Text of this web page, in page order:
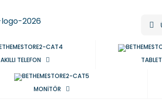
AKILLI TELEFON TABLET
MONİTÖR